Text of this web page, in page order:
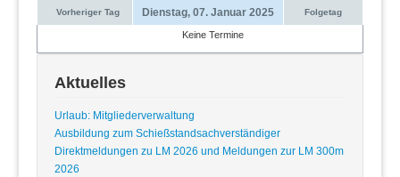
Vorheriger Tag Dienstag, 07. Januar 2025 Folgetag
Keine Termine
Aktuelles
Urlaub: Mitgliederverwaltung
Ausbildung zum Schießstandsachverständiger
Direktmeldungen zu LM 2026 und Meldungen zur LM 300m
2026